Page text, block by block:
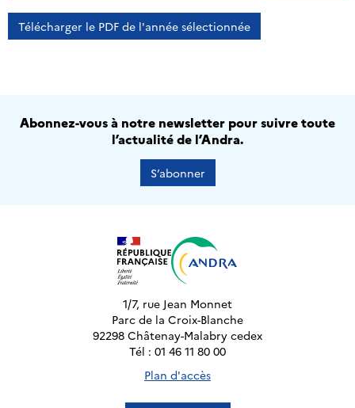
Télécharger le PDF de l'année sélectionnée
Abonnez-vous à notre newsletter pour suivre toute
l’actualité de l’Andra.
S’abonner
1/7, rue Jean Monnet
Parc de la Croix-Blanche
92298 Châtenay-Malabry cedex
Tél : 01 46 11 80 00
Plan d'accès